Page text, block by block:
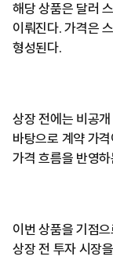
해당 상품은 달러
이뤄진다. 가격은
형성된다.
상장 전에는 비공
바탕으로 계약 가
가격 흐름을 반영
이번 상품을 기점
상장 전 투자 시장